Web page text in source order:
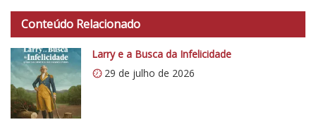
o
C
r
í
t
i
c
t
p
s
:
/
/
Conteúdo Relacionado
Larry e a Busca da Infelicidade
29 de julho de 2026